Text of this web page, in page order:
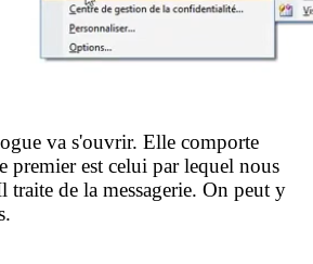
va s'ouvrir. Elle comporte
premier est celui par lequel nous
traite de la messagerie. On peut y